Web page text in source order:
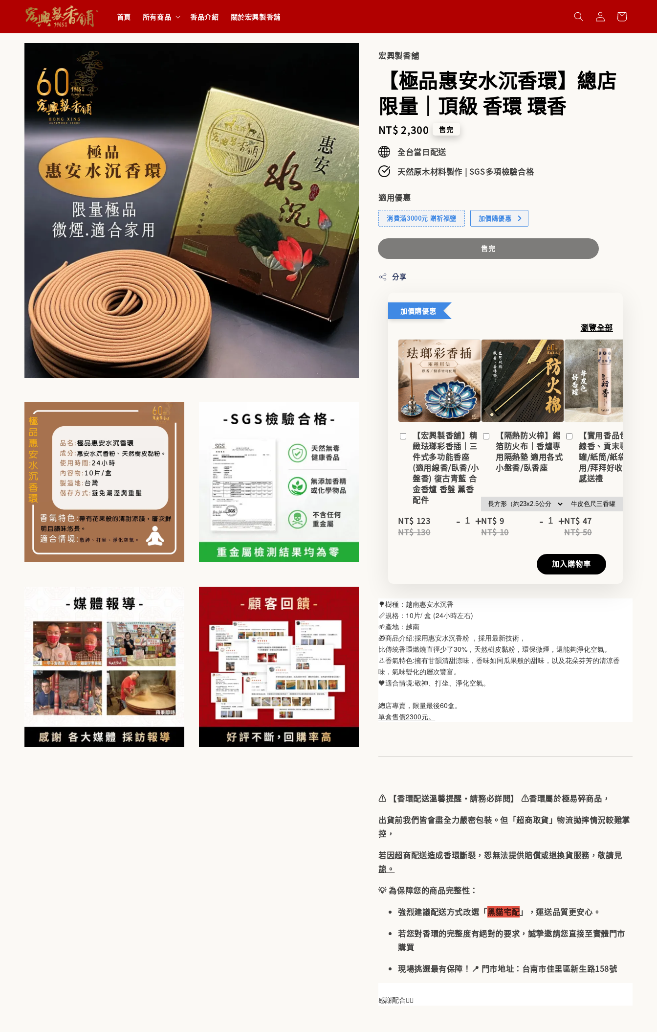
首頁 所有商品 香品介紹 關於宏興製香舖
宏興製香舖
【極品惠安水沉香環】總店
限量｜頂級 香環 環香
Regular
price
NT$ 2,300 售完
全台當日配送
天然原木材料製作 | SGS多項檢驗合格
適用優惠
消費滿3000元 贈祈福鹽 加價購優惠
售完
分享
加價購優惠
瀏覽全部
【宏興製香舖】精
緻珐瑯彩香插｜三
件式多功能香座
(適用線香/臥香/小
盤香) 復古青藍 合
金香爐 香盤 薰香
配件
NT$ 123
NT$ 130
- +
【隔熱防火棉】錫
箔防火布｜香爐專
用隔熱墊 適用各式
小盤香/臥香座
NT$ 9
NT$ 10
- +
【實用香品包裝】
線香、貢末專用香
罐/紙筒/紙袋｜家
用/拜拜好收納｜質
感送禮
NT$ 47
NT$ 50
加入購物車
🌳樹種：越南惠安水沉香
📏規格：10片/ 盒 (24小時左右)
🌱產地：越南
🎁商品介紹:採用惠安水沉香粉 ，採用最新技術，
比傳統香環燃燒直徑少了30%，天然樹皮黏粉，環保微煙，還能夠淨化空氣。
👃香氣特色:擁有甘韻清甜涼味，香味如同瓜果般的甜味，以及花朵芬芳的清涼香
味，氣味變化的層次豐富。
🧡適合情境:敬神、打坐、淨化空氣。
總店專賣，限量最後60盒。
單盒售價2300元。
⚠️ 【香環配送溫馨提醒・請務必詳閱】
⚠️香環屬於極易碎商品，
出貨前我們皆會盡全力嚴密包裝。但「超商取貨」物流拋摔情況較難掌
控，
若因超商配送造成香環斷裂，恕無法提供賠償或退換貨服務 ，敬請見
諒。
💡為保障您的商品完整性：
強烈建議配送方式改選「黑貓宅配」，運送品質更安心。
若您對香環的完整度有絕對的要求，誠摯邀請您直接至實體門市
購買
現場挑選最有保障！📍 門市地址：台南市佳里區新生路158號
感謝配合🙋‍♀️